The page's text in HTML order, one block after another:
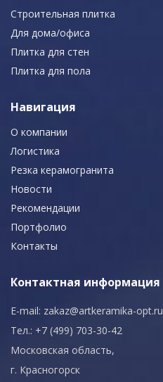
Строительная плитка
Для дома/офиса
Плитка для стен
Плитка для пола
Навигация
О компании
Логистика
Резка керамогранита
Новости
Рекомендации
Портфолио
Контакты
Контактная информация
E-mail: zakaz@artkeramika-opt.ru
Тел.: +7 (499) 703-30-42
Московская область,
г. Красногорск